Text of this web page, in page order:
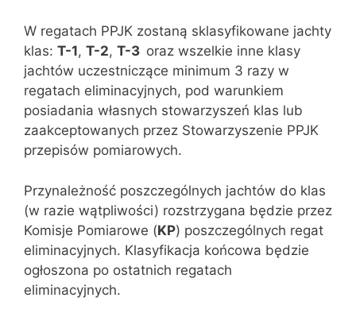
W regatach PPJK zostaną sklasyfikowane jachty
klas: T-1, T-2, T-3 oraz wszelkie inne klasy
jachtów uczestniczące minimum 3 razy w
regatach eliminacyjnych, pod warunkiem
posiadania własnych stowarzyszeń klas lub
zaakceptowanych przez Stowarzyszenie PPJK
przepisów pomiarowych.
Przynależność poszczególnych jachtów do klas
(w razie wątpliwości) rozstrzygana będzie przez
Komisje Pomiarowe (KP) poszczególnych regat
eliminacyjnych. Klasyfikacja końcowa będzie
ogłoszona po ostatnich regatach
eliminacyjnych.